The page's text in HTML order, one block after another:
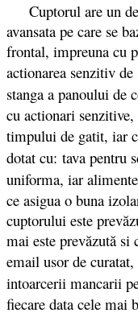
Cuptorul are un
avansata pe care se
frontal, impreuna cu
actionarea senzitiv
stanga a panoului de
cu actionari
timpului de gatit, iar
dotat cu: tava pentru
uniforma, iar
ce asigua o buna
cuptorului este
mai este prevăzută
email usor de
intoarcerii mancarii
fiecare data cele mai